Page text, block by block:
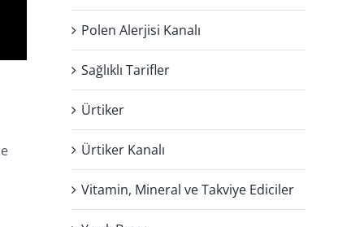
Polen Alerjisi Kanalı
Sağlıklı Tarifler
Ürtiker
Ürtiker Kanalı
Vitamin, Mineral ve Takviye Ediciler